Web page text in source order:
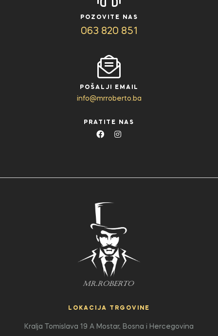
POZOVITE NAS
063 820 851
POŠALJI EMAIL
info@mrroberto.ba
PRATITE NAS
LOKACIJA TRGOVINE
Kralja Tomislava 19 A Mostar, Bosna i Hercegovina